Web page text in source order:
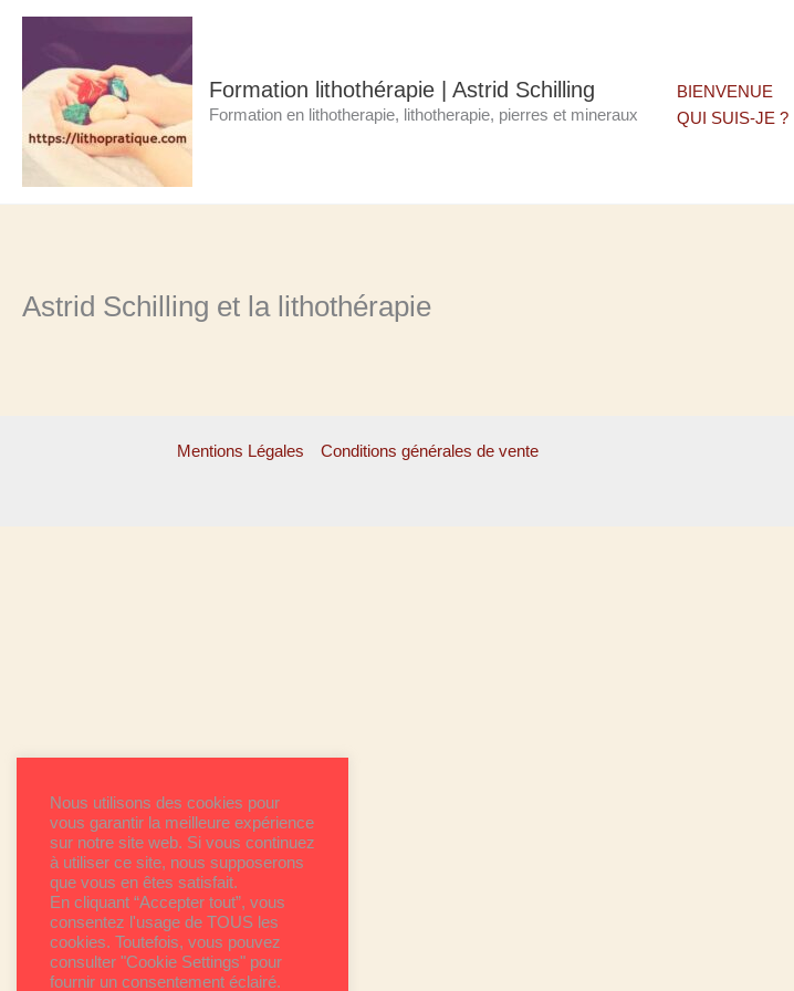
contenu
Formation lithothérapie | Astrid Schilling
Formation en lithotherapie, lithotherapie, pierres et mineraux
BIENVENUE
QUI SUIS-JE ?
Astrid Schilling et la lithothérapie
Mentions Légales Conditions générales de vente
Nous utilisons des cookies pour
vous garantir la meilleure expérience
sur notre site web. Si vous continuez
à utiliser ce site, nous supposerons
que vous en êtes satisfait.
En cliquant “Accepter tout”, vous
consentez l'usage de TOUS les
cookies. Toutefois, vous pouvez
consulter "Cookie Settings" pour
fournir un consentement éclairé.